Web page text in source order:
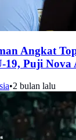
Angkat
19, Puji Nova
•2 bulan lalu